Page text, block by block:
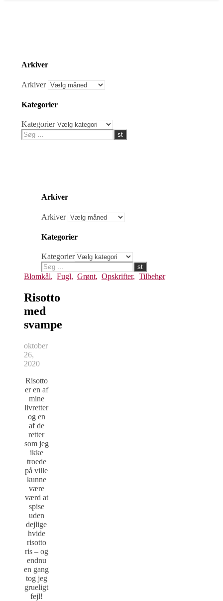
Arkiver
Arkiver
Kategorier
Kategorier
Arkiver
Arkiver
Kategorier
Kategorier
Blomkål, Fugl, Grønt, Opskrifter, Tilbehør
Risotto
med
svampe
oktober
26,
2020
Risotto
er en af
mine
livretter
og en
af de
retter
som jeg
ikke
troede
på ville
kunne
være
værd at
spise
uden
dejlige
hvide
risotto
ris – og
endnu
en gang
tog jeg
grueligt
fejl!